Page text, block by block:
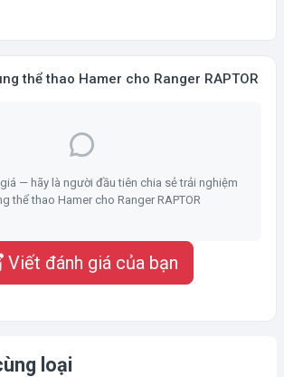
thể thao Hamer cho Ranger RAPTOR
— hãy là người đầu tiên chia sẻ trải nghiệm
thể thao Hamer cho Ranger RAPTOR
Viết đánh giá của bạn
loại